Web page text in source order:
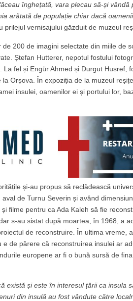
înghețată, vara plecau să-și vândă
arătată de populație chiar dacă
prilejul vernisajului găzduit de muzeul
de 200 de imagini selectate din miile de
Ștefan Hutterer, nepotul fostului
La fel și Engür Ahmed și Durgut Husref,
Orșova. În expoziția de la muzeul
insulei, oamenilor ei și portului lor,
și-au propus să reclădească
de Turnu Severin și având
filme pentru ca Ada Kaleh să fie
s-au sistat după moartea, în 1968, a
de reconstruire. În ultima vreme,
e de părere că reconstruirea insulei ar
europene ar fi o bună sursă de
există și este în interesul țării ca insula
din insulă au fost vândute către